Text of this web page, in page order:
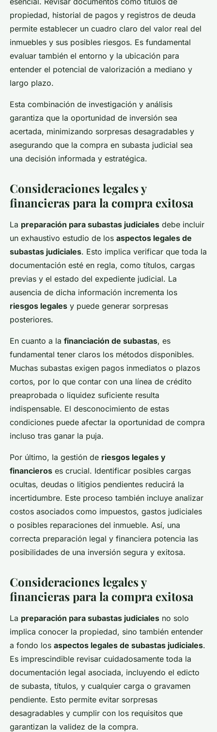
propiedad, historial de pagos y registros de deuda
permite establecer un cuadro claro del valor real del
inmuebles y sus posibles riesgos. Es fundamental
evaluar también el entorno y la ubicación para
entender el potencial de valorización a mediano y
largo plazo.
Esta combinación de investigación y análisis
garantiza que la oportunidad de inversión sea
acertada, minimizando sorpresas desagradables y
asegurando que la compra en subasta judicial sea
una decisión informada y estratégica.
Consideraciones legales y
financieras para la compra exitosa
La preparación para subastas judiciales debe incluir
un exhaustivo estudio de los aspectos legales de
subastas judiciales. Esto implica verificar que toda la
documentación esté en regla, como títulos, cargas
previas y el estado del expediente judicial. La
ausencia de dicha información incrementa los
riesgos legales y puede generar sorpresas
posteriores.
En cuanto a la financiación de subastas, es
fundamental tener claros los métodos disponibles.
Muchas subastas exigen pagos inmediatos o plazos
cortos, por lo que contar con una línea de crédito
preaprobada o liquidez suficiente resulta
indispensable. El desconocimiento de estas
condiciones puede afectar la oportunidad de compra
incluso tras ganar la puja.
Por último, la gestión de riesgos legales y
financieros es crucial. Identificar posibles cargas
ocultas, deudas o litigios pendientes reducirá la
incertidumbre. Este proceso también incluye analizar
costos asociados como impuestos, gastos judiciales
o posibles reparaciones del inmueble. Así, una
correcta preparación legal y financiera potencia las
posibilidades de una inversión segura y exitosa.
Consideraciones legales y
financieras para la compra exitosa
La preparación para subastas judiciales no solo
implica conocer la propiedad, sino también entender
a fondo los aspectos legales de subastas judiciales.
Es imprescindible revisar cuidadosamente toda la
documentación legal asociada, incluyendo el edicto
de subasta, títulos, y cualquier carga o gravamen
pendiente. Esto permite evitar sorpresas
desagradables y cumplir con los requisitos que
garantizan la validez de la compra.